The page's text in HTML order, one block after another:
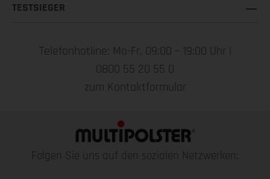
TESTSIEGER
Telefonhotline: Mo-Fr, 09:00 – 19:00 Uhr |
0800 55 20 55 0
zum Kontaktformular
Folgen Sie uns auf den sozialen Netzwerken: